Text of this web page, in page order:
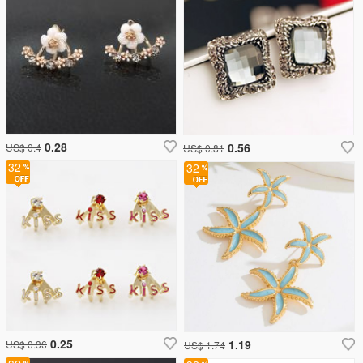
US$ 0.81 0.56
32
US$ 1.74 1.19
32
US$ 0.36 0.25
US$ 0.4 0.28